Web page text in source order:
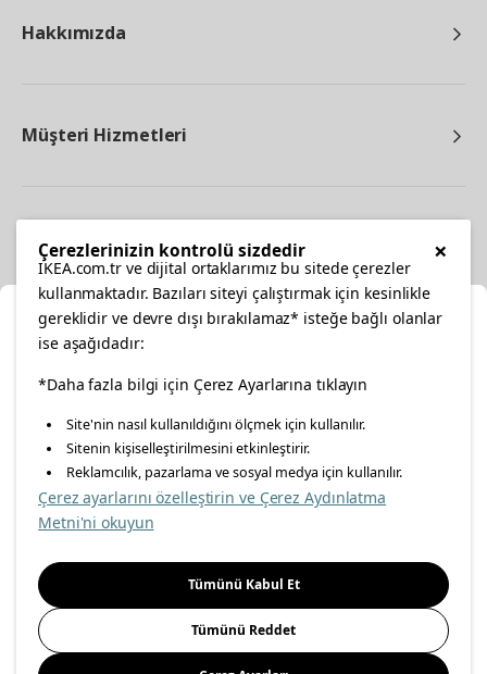
Hakkımızda
Müşteri Hizmetleri
facebooktwitterinstagrampinterestyoutube
linkedin
Enerji Politikası Bilgi Güvenliği Politikası
Gıda Güvenliği Politikası
Önemli Bilgilendirme İnternet Sitesi Gizlilik Politikası
Kişisel Verilerin Korunması
Konumunuzu Seçin
İnternetten vereceğiniz siparişlerinizde size özel hizmet ve
içerikleri görebilmek için lütfen konumuzu seçin.
İl seçiniz
Seçiniz
×
Çerezlerinizin kontrolü sizdedir
IKEA.com.tr ve dijital ortaklarımız bu sitede çerezler
kullanmaktadır. Bazıları siteyi çalıştırmak için kesinlikle
gereklidir ve devre dışı bırakılamaz* isteğe bağlı olanlar
ise aşağıdadır:
*Daha fazla bilgi için Çerez Ayarlarına tıklayın
Site'nin nasıl kullanıldığını ölçmek için kullanılır.
Sitenin kişiselleştirilmesini etkinleştirir.
Reklamcılık, pazarlama ve sosyal medya için kullanılır.
Çerez ayarlarını özelleştirin ve Çerez Aydınlatma
Metni'ni okuyun
Tümünü Kabul Et
Tümünü Reddet